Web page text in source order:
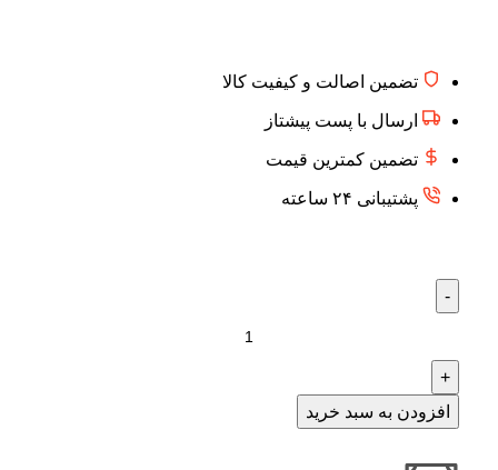
تضمین اصالت و کیفیت کالا
ارسال با پست پیشتاز
تضمین کمترین قیمت
پشتیبانی ۲۴ ساعته
افزودن به سبد خرید